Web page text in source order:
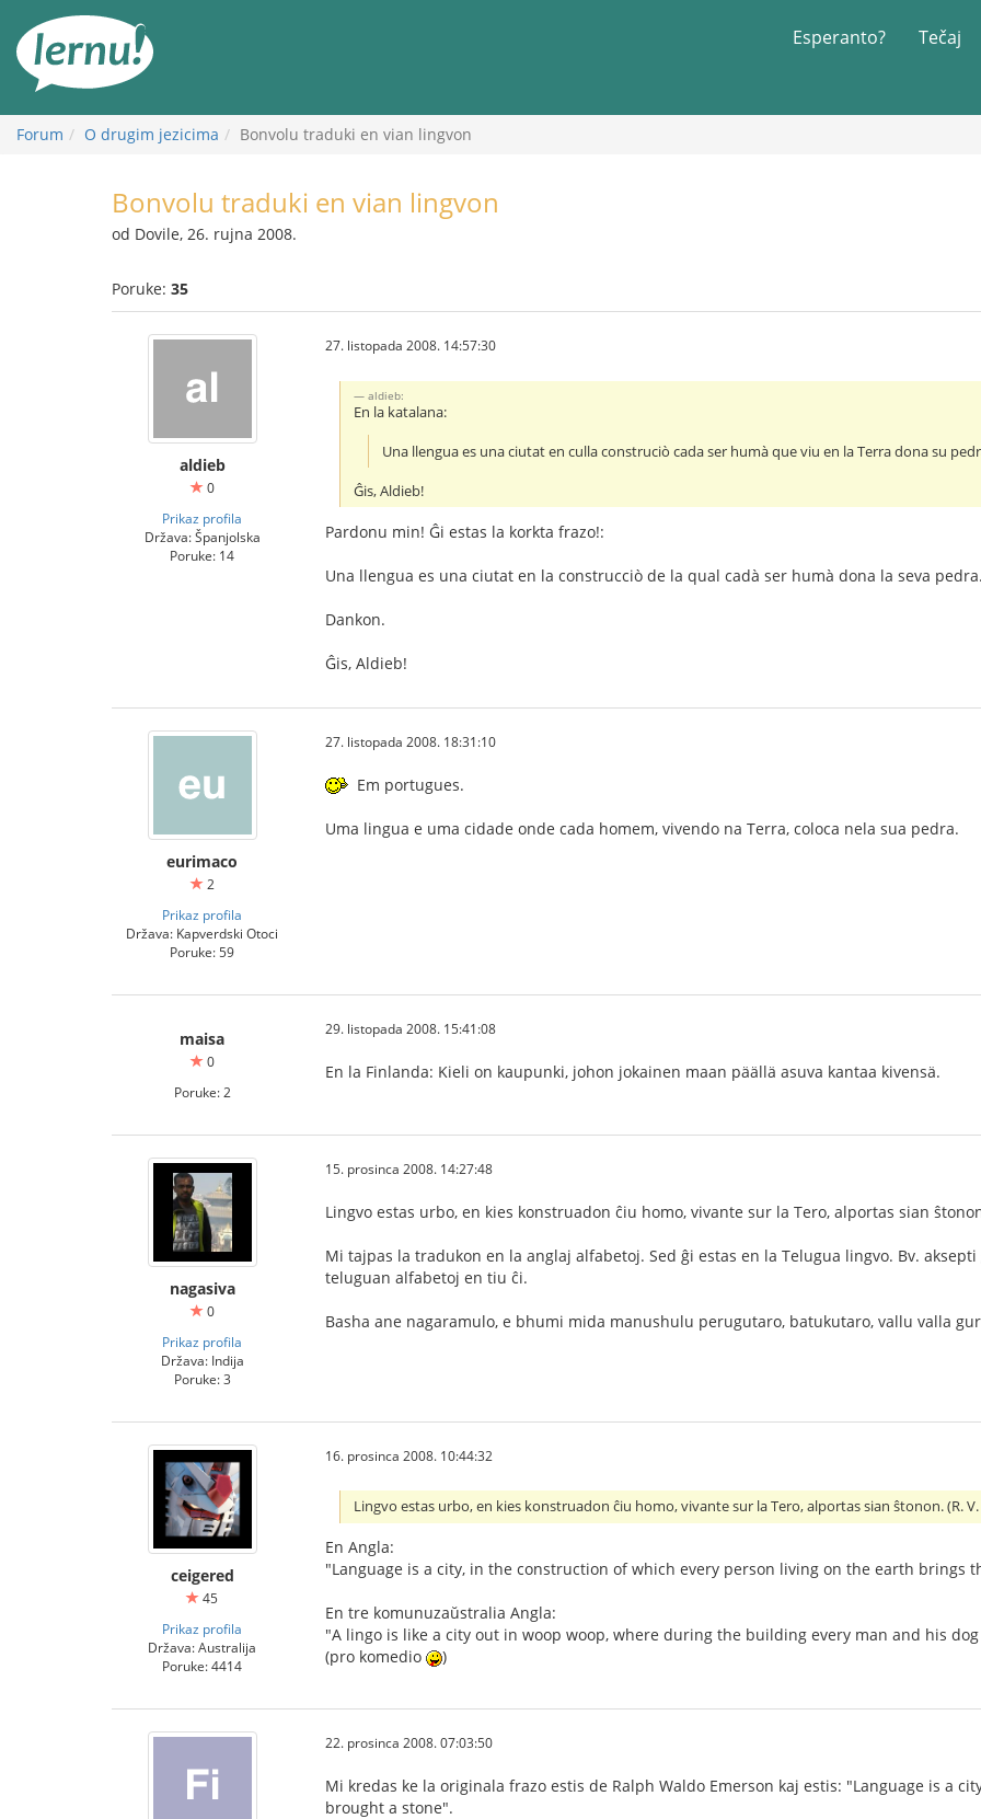
Esperanto? Tečaj
Forum O drugim jezicima Bonvolu traduki en vian lingvon
Bonvolu traduki en vian lingvon
od Dovile, 26. rujna 2008.
Poruke: 35
aldieb
0
Prikaz profila
Država: Španjolska
Poruke: 14
27. listopada 2008. 14:57:30
aldieb:
En la katalana:
Una llengua es una ciutat en culla construciò cada ser humà que viu en la Terra dona su
Ĝis, Aldieb!
Pardonu min! Ĝi estas la korkta frazo!:
Una llengua es una ciutat en la construcciò de la qual cadà ser humà dona la seva pedra.
Dankon.
Ĝis, Aldieb!
eurimaco
2
Prikaz profila
Država: Kapverdski Otoci
Poruke: 59
27. listopada 2008. 18:31:10
Em portugues.
Uma lingua e uma cidade onde cada homem, vivendo na Terra, coloca nela sua pedra.
maisa
0
Poruke: 2
29. listopada 2008. 15:41:08
En la Finlanda: Kieli on kaupunki, johon jokainen maan päällä asuva kantaa kivensä.
nagasiva
0
Prikaz profila
Država: Indija
Poruke: 3
15. prosinca 2008. 14:27:48
Lingvo estas urbo, en kies konstruadon ĉiu homo, vivante sur la Tero, alportas sian
Mi tajpas la tradukon en la anglaj alfabetoj. Sed ĝi estas en la Telugua lingvo. Bv.
teluguan alfabetoj en tiu ĉi.
Basha ane nagaramulo, e bhumi mida manushulu perugutaro, batukutaro, vallu valla
ceigered
45
Prikaz profila
Država: Australija
Poruke: 4414
16. prosinca 2008. 10:44:32
Lingvo estas urbo, en kies konstruadon ĉiu homo, vivante sur la Tero, alportas sian ŝtonon. (R.
En Angla:
"Language is a city, in the construction of which every person living on the earth brings
En tre komunuzaŭstralia Angla:
"A lingo is like a city out in woop woop, where during the building every man and his
(pro komedio
)
22. prosinca 2008. 07:03:50
Mi kredas ke la originala frazo estis de Ralph Waldo Emerson kaj estis: "Language is a
brought a stone".